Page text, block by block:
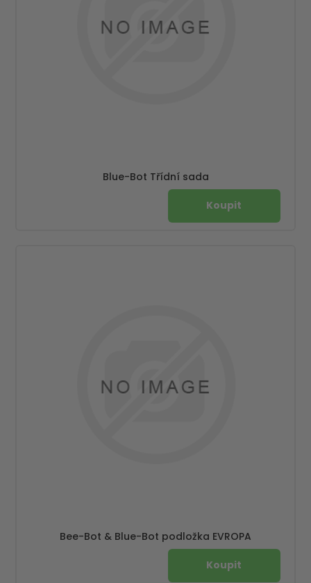
Blue-Bot Třídní sada
Bee-Bot & Blue-Bot podložka EVROPA